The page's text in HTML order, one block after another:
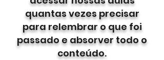
quantas vezes precisar
para relembrar o que foi
passado e absorver todo o
conteúdo.